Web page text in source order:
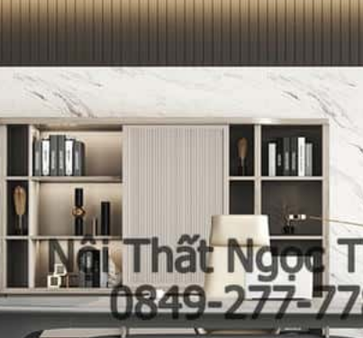
tay nắm cửa